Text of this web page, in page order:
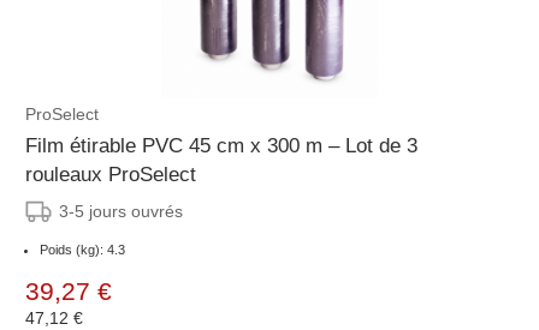
ProSelect
Film étirable PVC 45 cm x 300 m – Lot de 3
rouleaux ProSelect
3-5 jours ouvrés
Poids (kg): 4.3
39,27 €
47,12 €